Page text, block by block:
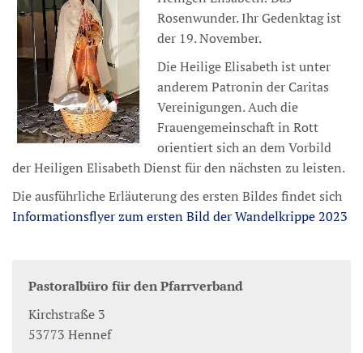
Rosenwunder. Ihr Gedenktag ist
der 19. November.
Die Heilige Elisabeth ist unter
anderem Patronin der Caritas
Vereinigungen. Auch die
Frauengemeinschaft in Rott
orientiert sich an dem Vorbild
der Heiligen Elisabeth Dienst für den nächsten zu leisten.
Die ausführliche Erläuterung des ersten Bildes findet sich
Informationsflyer zum ersten Bild der Wandelkrippe 2023
Pastoralbüro für den Pfarrverband
Kirchstraße 3
53773 Hennef